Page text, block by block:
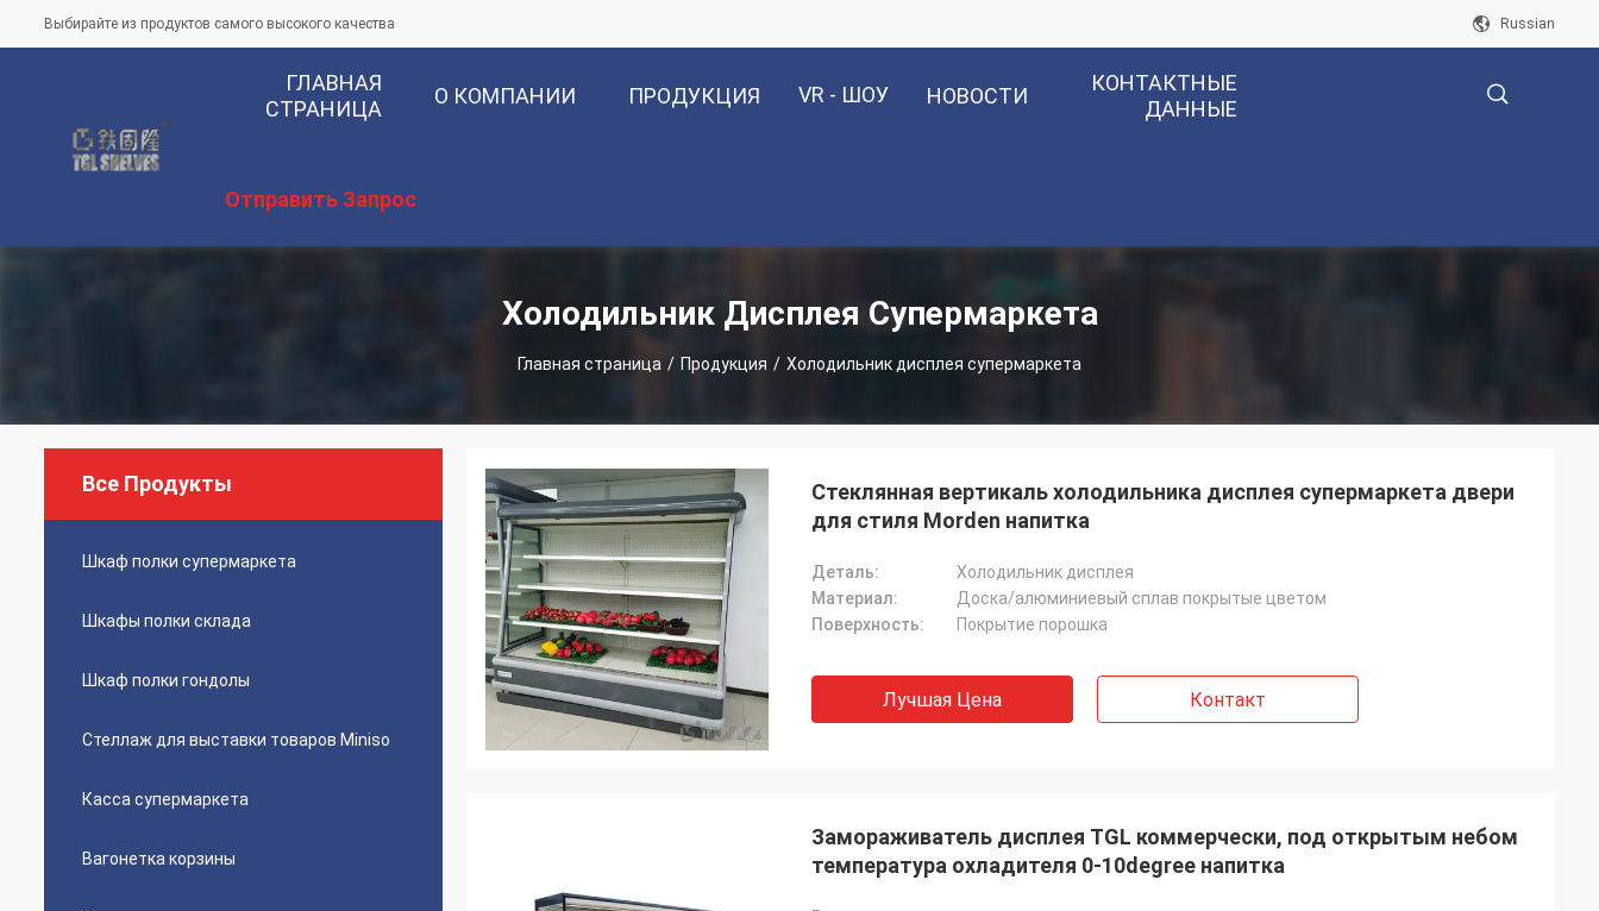
Выбирайте из продуктов самого высокого качества Russian
ГЛАВНАЯ
СТРАНИЦА
О КОМПАНИИ ПРОДУКЦИЯ VR - ШОУ НОВОСТИ
КОНТАКТНЫЕ
ДАННЫЕ
Отправить Запрос
Холодильник Дисплея Супермаркета
Главная страница / Продукция / Холодильник дисплея супермаркета
Все Продукты
Шкаф полки супермаркета
Шкафы полки склада
Шкаф полки гондолы
Стеллаж для выставки товаров Miniso
Касса супермаркета
Вагонетка корзины
Стеклянная вертикаль холодильника дисплея супермаркета двери
для стиля Morden напитка
Деталь:
Холодильник дисплея
Материал:
Доска/алюминиевый сплав покрытые цветом
Поверхность:
Покрытие порошка
Лучшая Цена Контакт
Замораживатель дисплея TGL коммерчески, под открытым небом
температура охладителя 0-10degree напитка